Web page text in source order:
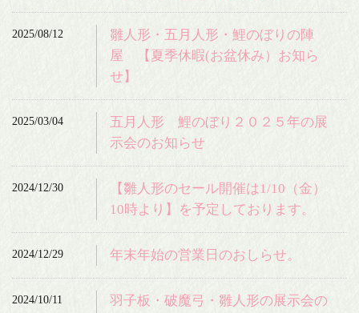
2025/08/12
雛人形・五月人形・鯉のぼりの陣
屋 【夏季休暇(お盆休み）お知ら
せ】
2025/03/04
五月人形 鯉のぼり２０２５年の展
示会のお知らせ
2024/12/30
【雛人形のセール開催は1/10（金）
10時より】を予定しております。
2024/12/29 年末年始の営業日のおしらせ。
2024/10/11
羽子板・破魔弓・雛人形の展示会の